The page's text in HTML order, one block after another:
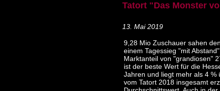
Tatort "Das Monster
13. Mai 2019
9,28 Mio Zuschauer sahen
einem Tagessieg "mit
Marktanteil von "grandiosen"
ist der beste Wert für die
Jahren und liegt mehr als 4 %
vom Tatort 2018 insgesamt